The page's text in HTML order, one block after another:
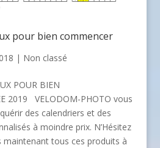
pour bien commencer
| Non classé
POUR BIEN
2019 VELODOM-PHOTO vous
des calendriers et des
à moindre prix. N’Hésitez
maintenant tous ces produits à